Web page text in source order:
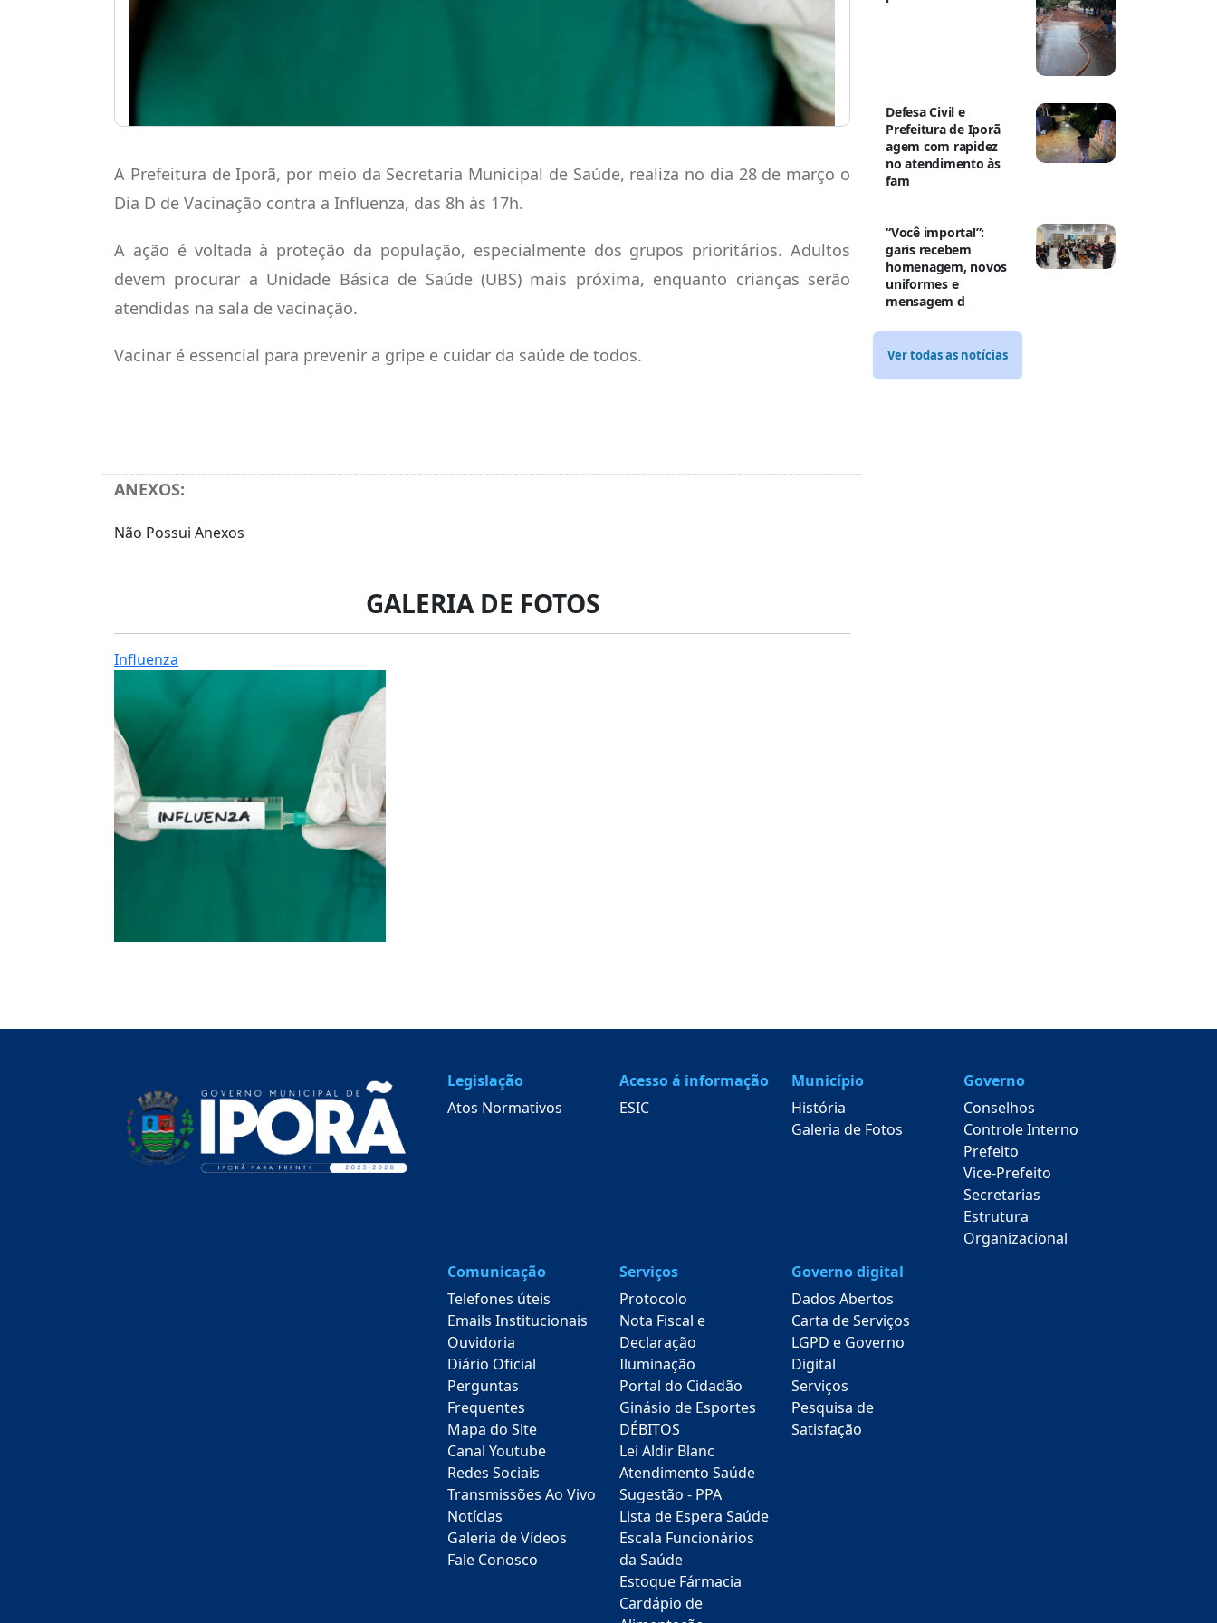
A Prefeitura deIporã, por meio da Secretaria Municipal de Saúde, realiza no dia 28 de março o
Dia D de Vacinação contra a Influenza, das 8h às 17h.
A ação é voltada à proteção da população, especialmente dos grupos prioritários. Adultos
devem procurar a Unidade Básica de Saúde (UBS) mais próxima, enquanto crianças serão
atendidas na sala de vacinação.
Vacinar é essencial para prevenir a gripe e cuidar da saúde de todos.
ANEXOS:
Não Possui Anexos
GALERIA DE FOTOS
Influenza
Defesa Civil e
Prefeitura de Iporã
agem com rapidez
no atendimento às
fam
“Você importa!”:
garis recebem
homenagem, novos
uniformes e
mensagem d
Ver todas as notícias
Legislação
Atos Normativos
Acesso á informação
ESIC
Município
História
Galeria de Fotos
Governo
Conselhos
Controle Interno
Prefeito
Vice-Prefeito
Secretarias
Estrutura
Organizacional
Comunicação
Telefones úteis
Emails Institucionais
Ouvidoria
Diário Oficial
Perguntas
Frequentes
Mapa do Site
Canal Youtube
Redes Sociais
Transmissões Ao Vivo
Notícias
Galeria de Vídeos
Fale Conosco
Serviços
Protocolo
Nota Fiscal e
Declaração
Iluminação
Portal do Cidadão
Ginásio de Esportes
DÉBITOS
Lei Aldir Blanc
Atendimento Saúde
Sugestão - PPA
Lista de Espera Saúde
Escala Funcionários
da Saúde
Estoque Fármacia
Cardápio de
Governo digital
Dados Abertos
Carta de Serviços
LGPD e Governo
Digital
Serviços
Pesquisa de
Satisfação